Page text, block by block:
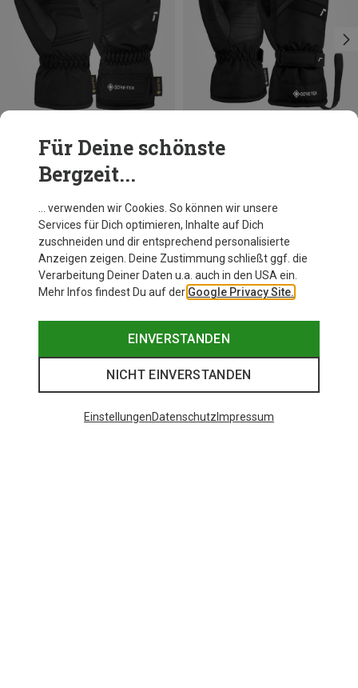
Du sparst 19% Du sparst 26%
Andere Kunden kauften auch
Für Deine schönste
Bergzeit...
… verwenden wir Cookies. So können wir unsere
Services für Dich optimieren, Inhalte auf Dich
zuschneiden und dir entsprechend personalisierte
Anzeigen zeigen. Deine Zustimmung schließt ggf. die
Verarbeitung Deiner Daten u.a. auch in den USA ein.
Mehr Infos findest Du auf der Google Privacy Site.
EINVERSTANDEN
NICHT EINVERSTANDEN
EinstellungenDatenschutz Impressum